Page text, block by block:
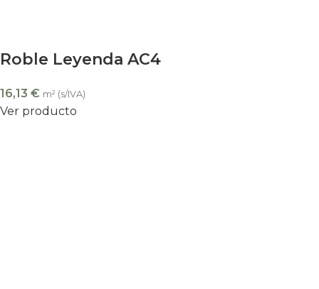
Roble Leyenda AC4
16,13 € m² (s/IVA)
Ver producto